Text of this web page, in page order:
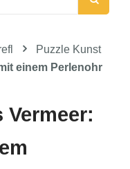
Puzzle Kunst
einem Perlenohr
Vermeer: